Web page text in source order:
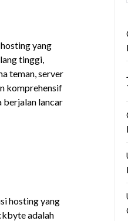
yang
tinggi,
teman, server
komprehensif
berjalan lancar
hosting yang
adalah